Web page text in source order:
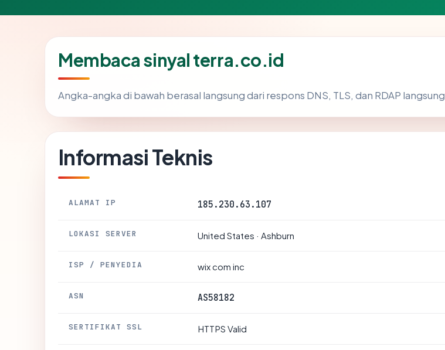
Membaca sinyal terra.co.id
Angka-angka di bawah berasal langsung dari respons DNS, TLS, dan RDAP langsung
Informasi Teknis
ALAMAT IP 185.230.63.107
LOKASI SERVER United States · Ashburn
ISP / PENYEDIA wix com inc
ASN AS58182
SERTIFIKAT SSL HTTPS Valid